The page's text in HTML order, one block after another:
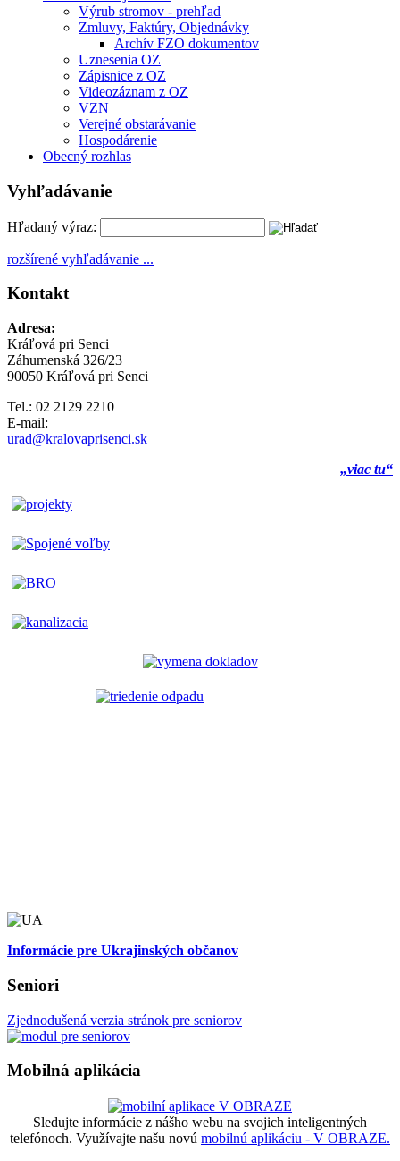
Výrub stromov - prehľad
Zmluvy, Faktúry, Objednávky
Archív FZO dokumentov
Uznesenia OZ
Zápisnice z OZ
Videozáznam z OZ
VZN
Verejné obstarávanie
Hospodárenie
Obecný rozhlas
Vyhľadávanie
Hľadaný výraz:
rozšírené vyhľadávanie ...
Kontakt
Adresa:
Kráľová pri Senci
Záhumenská 326/23
90050 Kráľová pri Senci
Tel.: 02 2129 2210
E-mail:
urad@kralovaprisenci.sk
„viac tu“
Informácie pre Ukrajinských občanov
Seniori
Zjednodušená verzia stránok pre seniorov
Mobilná aplikácia
Sledujte informácie z nášho webu na svojich inteligentných
telefónoch. Využívajte našu novú mobilnú aplikáciu - V OBRAZE.